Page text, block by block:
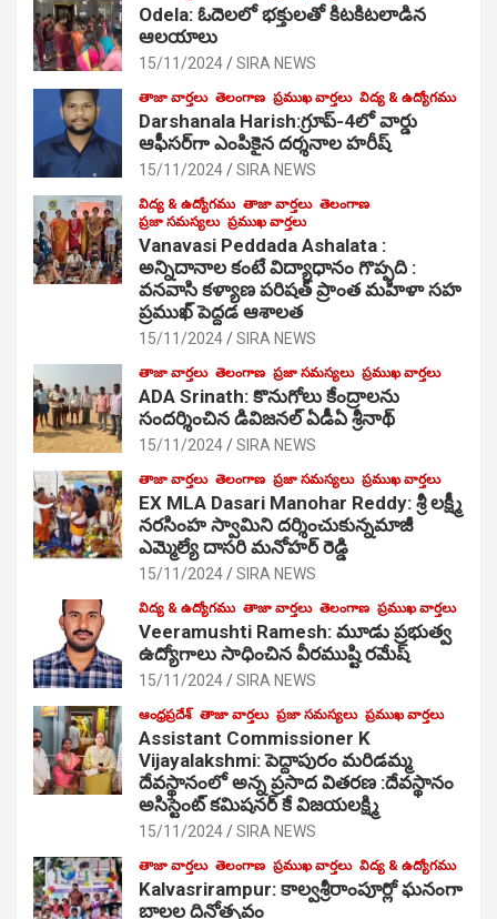
Odela: ఓదెల‌లో భక్తులతో కిటకిటలాడిన
ఆల‌యాలు
15/11/2024 SIRA NEWS
తాజా వార్తలు తెలంగాణ ప్రముఖ వార్తలు విద్య & ఉద్యోగము
Darshanala Harish:గ్రూప్-4లో వార్డు
ఆఫీసర్‌గా ఎంపికైన దర్శనాల హరీష్
15/11/2024 SIRA NEWS
విద్య & ఉద్యోగము తాజా వార్తలు తెలంగాణ
ప్రజా సమస్యలు ప్రముఖ వార్తలు
Vanavasi Peddada Ashalata :
అన్నిదానాల కంటే విద్యాధానం గొప్పది :
వనవాసి కళ్యాణ పరిషత్ ప్రాంత మహిళా సహ
ప్రముఖ్ పెద్దడ ఆశాలత
15/11/2024 SIRA NEWS
తాజా వార్తలు తెలంగాణ ప్రజా సమస్యలు ప్రముఖ వార్తలు
ADA Srinath: కొనుగోలు కేంద్రాల‌ను
సంద‌ర్శించిన డివిజనల్ ఏడీఏ శ్రీనాథ్
15/11/2024 SIRA NEWS
తాజా వార్తలు తెలంగాణ ప్రజా సమస్యలు ప్రముఖ వార్తలు
EX MLA Dasari Manohar Reddy: శ్రీ లక్ష్మీ
నరసింహ స్వామిని దర్శించుకున్నమాజీ
ఎమ్మెల్యే దాసరి మనోహర్ రెడ్డి
15/11/2024 SIRA NEWS
విద్య & ఉద్యోగము తాజా వార్తలు తెలంగాణ ప్రముఖ వార్తలు
Veeramushti Ramesh: మూడు ప్రభుత్వ
ఉద్యోగాలు సాధించిన వీరముష్టి రమేష్
15/11/2024 SIRA NEWS
ఆంధ్రప్రదేశ్ తాజా వార్తలు ప్రజా సమస్యలు ప్రముఖ వార్తలు
Assistant Commissioner K
Vijayalakshmi: పెద్దాపురం మరిడమ్మ
దేవస్థానంలో అన్న ప్రసాద వితరణ :దేవస్థానం
అసిస్టెంట్ కమిషనర్ కే విజయలక్ష్మి
15/11/2024 SIRA NEWS
తాజా వార్తలు తెలంగాణ ప్రముఖ వార్తలు విద్య & ఉద్యోగము
Kalvasrirampur: కాల్వశ్రీరాంపూర్లో ఘనంగా
బాలల దినోత్సవం